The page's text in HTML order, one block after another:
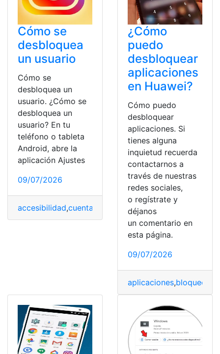
Cómo se
desbloquea
un usuario
Cómo se
desbloquea un
usuario. ¿Cómo se
desbloquea un
usuario? En tu
teléfono o tableta
Android, abre la
aplicación Ajustes
09/07/2026
accesibilidad,cuenta Desbloquear,Teléfono
¿Cómo
puedo
desbloquear
aplicaciones
en Huawei?
Cómo puedo
desbloquear
aplicaciones. Si
tienes alguna
inquietud recuerda
contactarnos a
través de nuestras
redes sociales,
o regístrate y
déjanos
un comentario en
esta página.
09/07/2026
aplicaciones,bloqueo